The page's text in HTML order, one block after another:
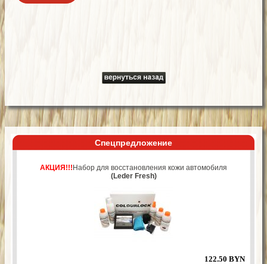
Спецпредложение
АКЦИЯ!!!Набор для восстановления кожи автомобиля
(Leder Fresh)
122.50 BYN